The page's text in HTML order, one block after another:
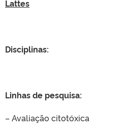
Lattes
Disciplinas:
Linhas de pesquisa:
– Avaliação citotóxica